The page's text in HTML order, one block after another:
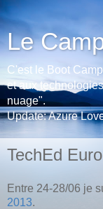
Le
C'est le Boot
et aux
nuage".
Update: Azure
TechEd
Entre 24-28/06 je
2013.